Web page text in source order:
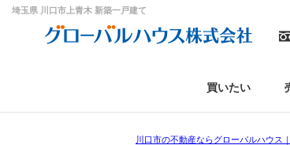
埼玉県 川口市上青木 新築一戸建て
買いたい
川口市の不動産ならグローバルハウス